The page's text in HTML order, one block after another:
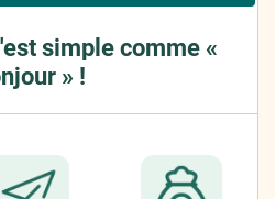
simple comme «
» !